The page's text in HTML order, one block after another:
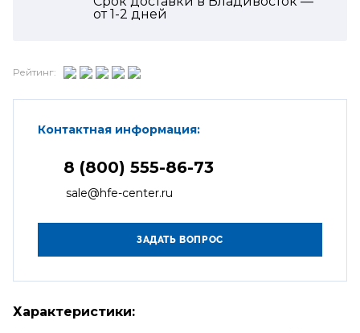
от1-2 дней
Рейтинг:
Контактная информация:
8 (800) 555-86-73
sale@hfe-center.ru
Характеристики: